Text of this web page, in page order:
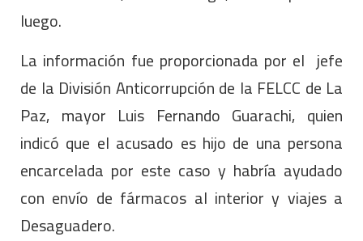
luego.
La información fue proporcionada por el jefe
de la División Anticorrupción de la FELCC de La
Paz, mayor Luis Fernando Guarachi, quien
indicó que el acusado es hijo de una persona
encarcelada por este caso y habría ayudado
con envío de fármacos al interior y viajes a
Desaguadero.